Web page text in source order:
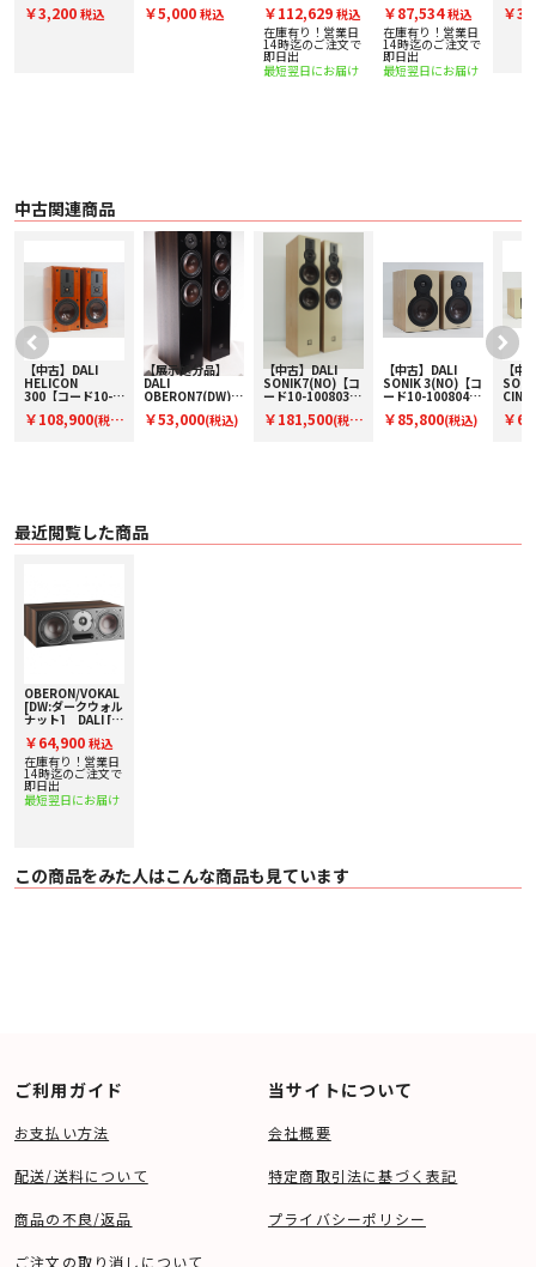
込) SE50000
￥3,200 税込 PE50000
￥5,000 税込 イスピーカー [ペ
ア] 下取り査定額
20%アップ実施
中！
￥112,629 税込
在庫有り！営業日
14時迄のご注文で
即日出
最短翌日にお届け
ウォールスピーカ
ー [ペア] 下取り査
定額20%アップ実
施中！
￥87,534税込
在庫有り！営業日
14時迄のご注文で
即日出
最短翌日にお届け
込)
￥
中古関連商品
【中古】DALI
HELICON
300【コード10-
シェルフスピーカ
￥108,900(税
【展示処分品】
DALI
OBERON7(DW)
OBERON7DW】
￥53,000(税込)
【中古】DALI
SONIK7(NO)【コ
ード10-100803】
ー(ペア)
￥181,500(税
【中古】DALI
SONIK 3(NO)【コ
ード10-100804】
ピーカー(ペア)
￥85,800(税込)
【中
セン
￥
最近閲覧した商品
OBERON/VOKAL
[DW:ダークウォル
ナット] DALI [ダ
ピーカー
￥64,900 税込
在庫有り！営業日
14時迄のご注文で
即日出
最短翌日にお届け
この商品をみた人はこんな商品も見ています
ご利用ガイド
お支払い方法
配送/送料について
商品の不良/返品
ご注文の取り消しについて
当サイトについて
会社概要
特定商取引法に基づく表記
プライバシーポリシー